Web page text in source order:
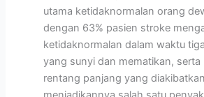
utama ketidaknormalan orang
dengan 63% pasien stroke
ketidaknormalan dalam waktu
yang sunyi dan mematikan, serta
rentang panjang yang